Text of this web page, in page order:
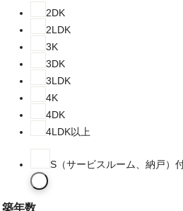
2DK
2LDK
3K
3DK
3LDK
4K
4DK
4LDK以上
S（サービスルーム、納戸）
築年数